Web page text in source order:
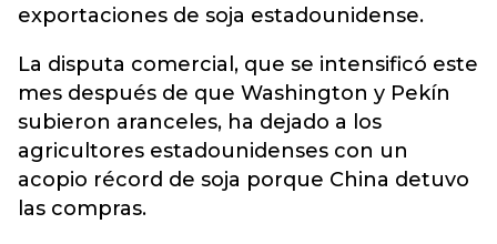
exportaciones de soja estadounidense.
La disputa comercial, que se intensificó este
mes después de que Washington y Pekín
subieron aranceles, ha dejado a los
agricultores estadounidenses con un
acopio récord de soja porque China detuvo
las compras.